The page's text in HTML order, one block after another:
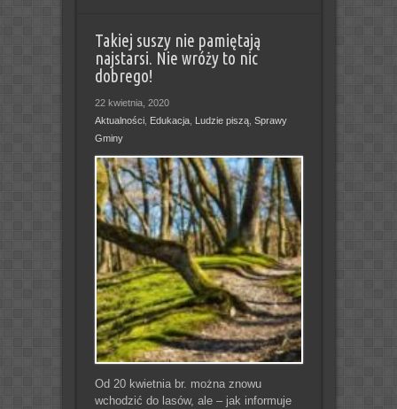
Takiej suszy nie pamiętają
najstarsi. Nie wróży to nic
dobrego!
22 kwietnia, 2020
Aktualności, Edukacja, Ludzie piszą, Sprawy
Gminy
Od 20 kwietnia br. można znowu
wchodzić do lasów, ale – jak informuje